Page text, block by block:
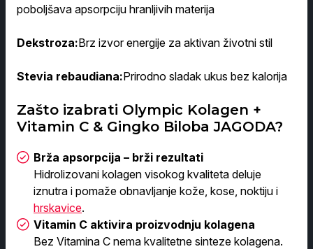
poboljšava apsorpciju hranljivih materija
Dekstroza:Brz izvor energije za aktivan životni stil
Stevia rebaudiana:Prirodno sladak ukus bez kalorija
Zašto izabrati Olympic Kolagen +
Vitamin C & Gingko Biloba JAGODA?
Brža apsorpcija – brži rezultati
Hidrolizovani kolagen visokog kvaliteta deluje
iznutra i pomaže obnavljanje kože, kose, noktiju i
hrskavice.
Vitamin C aktivira proizvodnju kolagena
Bez Vitamina C nema kvalitetne sinteze kolagena.